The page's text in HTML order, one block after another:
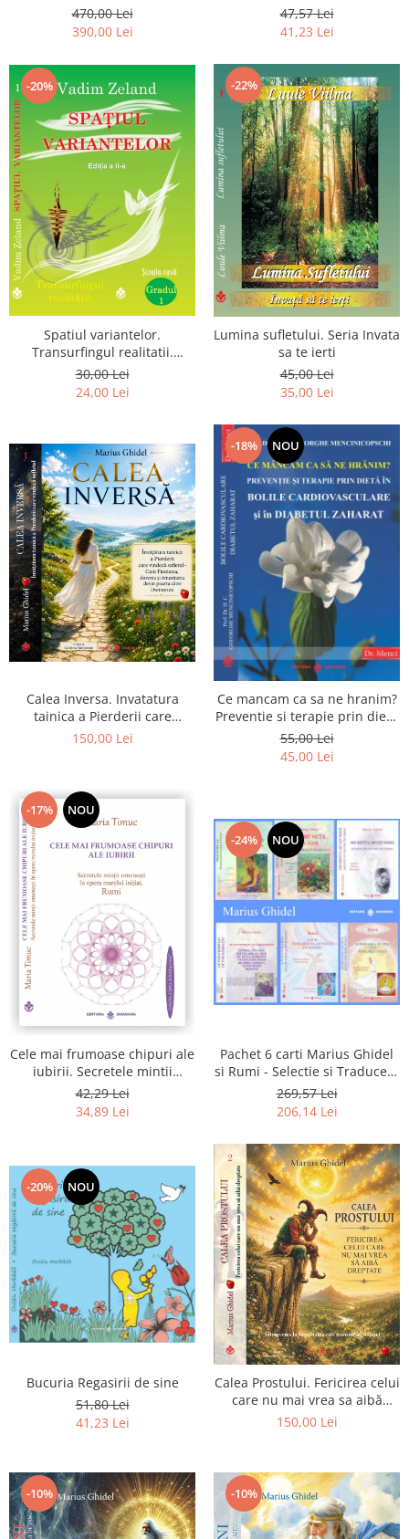
Luceafarului de Dimineata -
Gratuit)
470,00 Lei
390,00 Lei
chiar dragostea ta. Editia a 2-
a
47,57 Lei
41,23 Lei
-20%
Spatiul variantelor.
Transurfingul realitatii.
Gradul 1. Cum sa ne
dezvoltam intuitia si sa ne
30,00 Lei
24,00 Lei
-22%
Lumina sufletului. Seria Invata
sa te ierti
45,00 Lei
35,00 Lei
Calea Inversa. Invatatura
tainica a Pierderii care
vindeca sufletul - Cum
150,00 Lei
-18% NOU
Ce mancam ca sa ne hranim?
Preventie si terapie prin dieta
in bolile cardiovasculare si in
diabetul zaharat
55,00 Lei
45,00 Lei
-17% NOU
Cele mai frumoase chipuri ale
iubirii. Secretele mintii
omenesti in opera marelui
initiat, Rumi
42,29 Lei
34,89 Lei
-24% NOU
Pachet 6 carti Marius Ghidel
si Rumi - Selectie si Traducere
de Marius Ghidel
269,57 Lei
206,14 Lei
-20% NOU
Bucuria Regasirii de sine
51,80 Lei
41,23 Lei
Calea Prostului. Fericirea celui
care nu mai vrea sa aibă
dreptate - Intoarcerea la
150,00 Lei
-10% -10%